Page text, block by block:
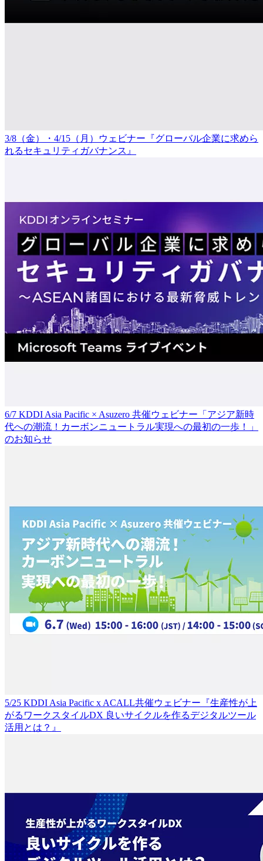
3/8（金）・4/15（月）ウェビナー『グローバル企業に求めら
れるセキュリティガバナンス』
6/7 KDDI Asia Pacific × Asuzero 共催ウェビナー「アジア新時
代への潮流！カーボンニュートラル実現への最初の一歩！」
のお知らせ
5/25 KDDI Asia Pacific x ACALL共催ウェビナー『生産性が上
がるワークスタイルDX 良いサイクルを作るデジタルツール
活用とは？』